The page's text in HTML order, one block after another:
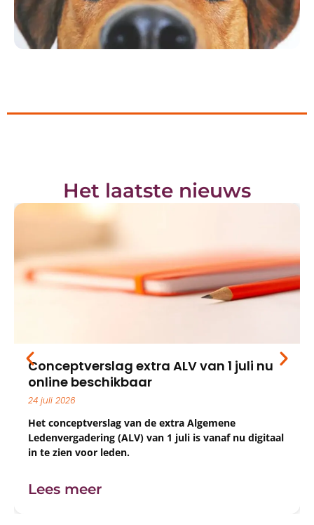
Het laatste nieuws
Conceptverslag extra ALV van 1 juli nu
online beschikbaar
24 juli 2026
Het conceptverslag van de extra Algemene
Ledenvergadering (ALV) van 1 juli is vanaf nu digitaal
in te zien voor leden.
Lees meer